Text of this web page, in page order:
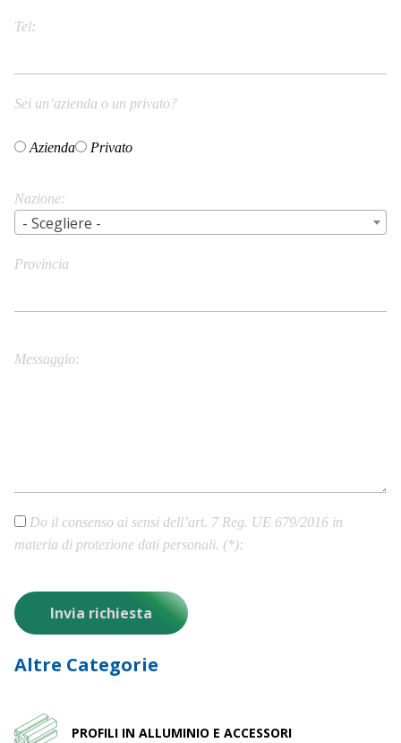
Tel
Sei un’azienda o un privato?
Azienda Privato
Nazione
- Scegliere -
Provincia
Messaggio
Do il consenso ai sensi dell’art. 7 Reg. UE 679/2016 in
materia di protezione dati personali. (*)
Altre Categorie
PROFILI IN ALLUMINIO E ACCESSORI